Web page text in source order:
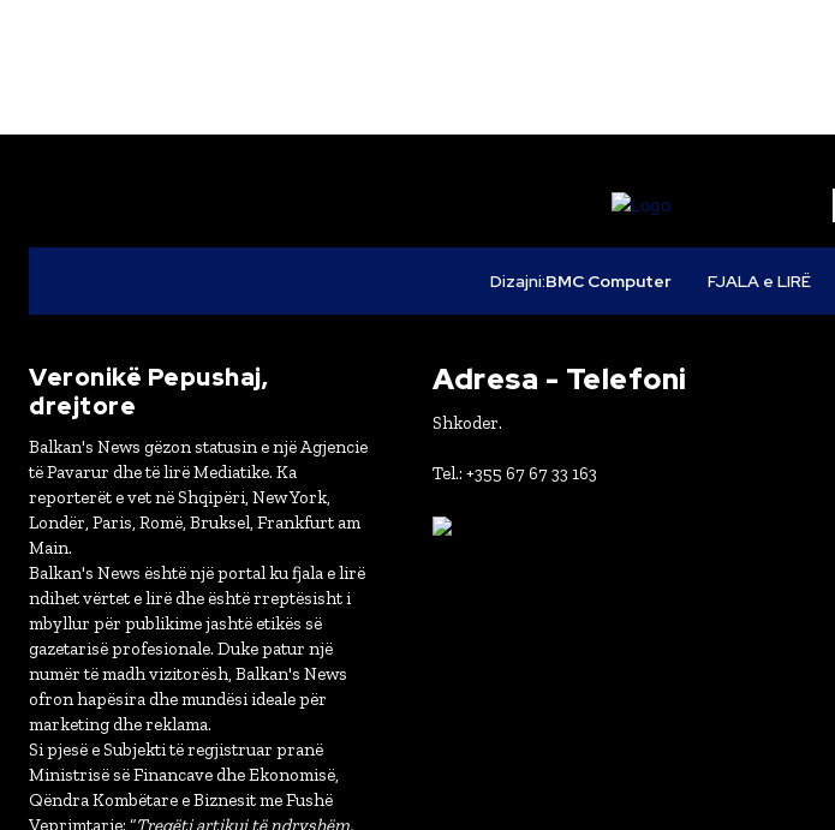
Dizajni:BMC Computer FJALA e LIRË
Veronikë Pepushaj,
drejtore
Balkan's News gëzon statusin e një Agjencie
të Pavarur dhe të lirë Mediatike. Ka
reporterët e vet në Shqipëri, New York,
Londër, Paris, Romë, Bruksel, Frankfurt am
Main.
Balkan's News është një portal ku fjala e lirë
ndihet vërtet e lirë dhe është rreptësisht i
mbyllur për publikime jashtë etikës së
gazetarisë profesionale. Duke patur një
numër të madh vizitorësh, Balkan's News
ofron hapësira dhe mundësi ideale për
marketing dhe reklama.
Si pjesë e Subjekti të regjistruar pranë
Ministrisë së Financave dhe Ekonomisë,
Qëndra Kombëtare e Biznesit me Fushë
Veprimtarie: “Tregëti artikuj të ndryshëm,
Adresa - Telefoni
Shkoder.
Tel.: +355 67 67 33 163